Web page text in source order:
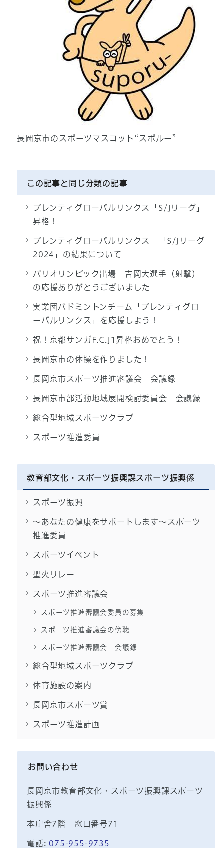
長岡京市のスポーツマスコット“スポルー”
この記事と同じ分類の記事
プレンティグローバルリンクス「S/Jリーグ」
昇格！
プレンティグローバルリンクス 「S/Jリーグ
2024」の結果について
パリオリンピック出場 吉岡大選手（射撃）
の応援ありがとうございました
実業団バドミントンチーム「プレンティグロ
ーバルリンクス」を応援しよう！
祝！京都サンガF.C.J1昇格おめでとう！
長岡京市の体操を作りました！
長岡京市スポーツ推進審議会 会議録
長岡京市部活動地域展開検討委員会 会議録
総合型地域スポーツクラブ
スポーツ推進委員
教育部文化・スポーツ振興課スポーツ振興係
スポーツ振興
～あなたの健康をサポートします～スポーツ
推進委員
スポーツイベント
聖火リレー
スポーツ推進審議会
スポーツ推進審議会委員の募集
スポーツ推進審議会の傍聴
スポーツ推進審議会 会議録
総合型地域スポーツクラブ
体育施設の案内
長岡京市スポーツ賞
スポーツ推進計画
お問い合わせ
長岡京市教育部文化・スポーツ振興課スポーツ
振興係
本庁舎7階 窓口番号71
電話: 075-955-9735